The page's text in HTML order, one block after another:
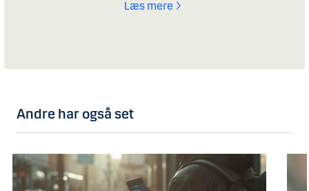
Læs mere
Andre har også set